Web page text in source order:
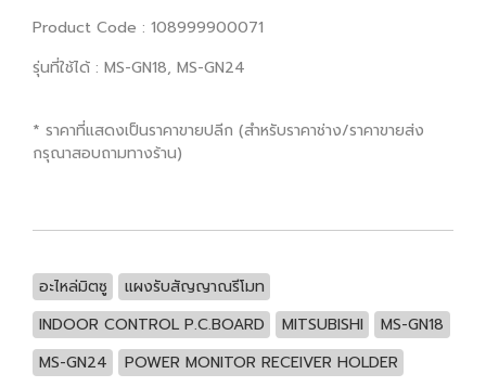
Product Code : 108999900071
รุ่นที่ใช้ได้ : MS-GN18, MS-GN24
* ราคาที่แสดงเป็นราคาขายปลีก (สำหรับราคาช่าง/ราคาขายส่ง
กรุณาสอบถามทางร้าน)
อะไหล่มิตซู
แผงรับสัญญาณรีโมท
INDOOR CONTROL P.C.BOARD
MITSUBISHI
MS-GN18
MS-GN24
POWER MONITOR RECEIVER HOLDER